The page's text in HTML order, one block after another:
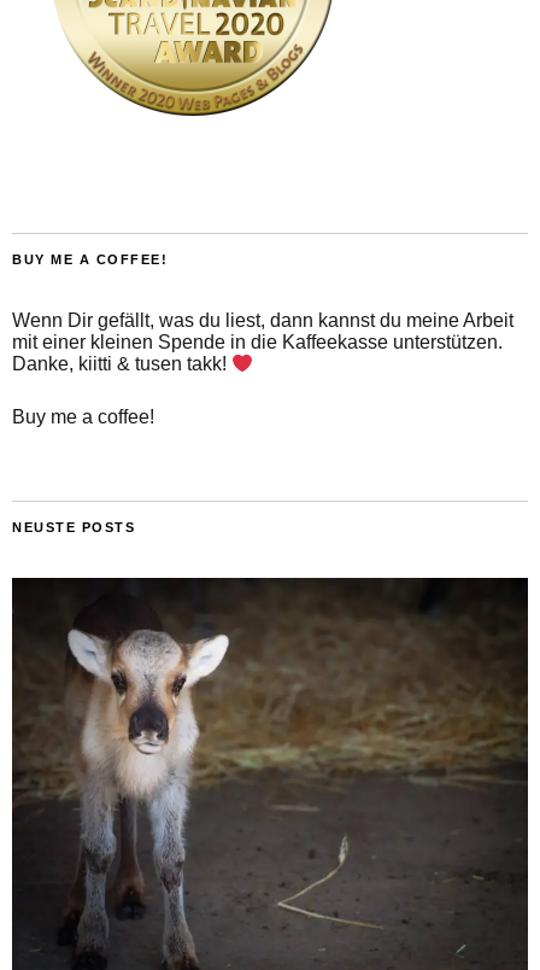
BUY ME A COFFEE!
Wenn Dir gefällt, was du liest, dann kannst du meine Arbeit
mit einer kleinen Spende in die Kaffeekasse unterstützen.
Danke, kiitti & tusen takk!
Buy me a coffee!
NEUSTE POSTS